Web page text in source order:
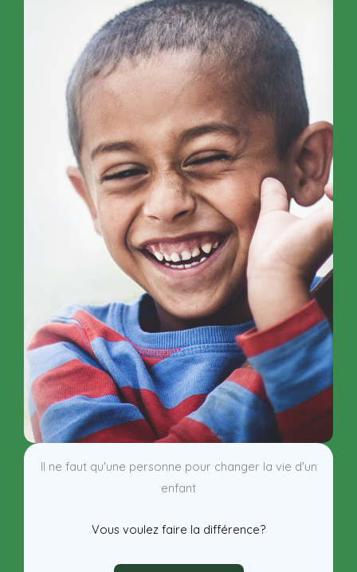
Il ne faut qu'une personne pour changer la vie d'un
enfant
Vous voulez faire la différence?